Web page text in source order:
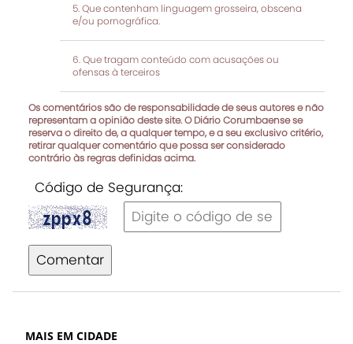
Que contenham linguagem grosseira, obscena
e/ou pornográfica.
Que tragam conteúdo com acusações ou
ofensas à terceiros
Os comentários são de responsabilidade de seus autores e não
representam a opinião deste site. O Diário Corumbaense se
reserva o direito de, a qualquer tempo, e a seu exclusivo critério,
retirar qualquer comentário que possa ser considerado
contrário às regras definidas acima.
Código de Segurança:
Comentar
MAIS EM CIDADE